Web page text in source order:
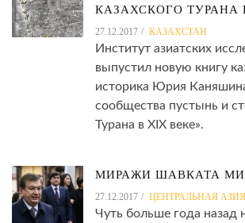
КАЗАХСКОГО ТУРАНА
27.12.2017 КАЗАХСТАН
Институт азиатских
выпустил новую книгу
историка Юрия
сообщества пустынь и
Турана в XIX веке».
МИРАЖИ ШАВКАТА
27.12.2017 ЦЕНТРАЛЬНАЯ АЗИЯ
Чуть больше года назад